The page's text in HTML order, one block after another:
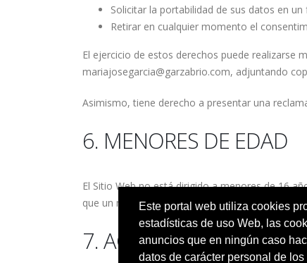
Este portal web utiliza cookies
estadísticas de uso Web, las
anuncios que en ningún caso
datos de carácter personal de
Solicitar la portabilidad de sus datos en
Retirar en cualquier momento el
El ejercicio de estos derechos puede realizarse
mariajosegarcia@garzabrio.com, adjuntando
Asimismo, tiene derecho a presentar una
6. MENORES DE EDAD
El Sitio Web no está dirigido a menores de 16
que un menor de 16 años ha facilitado datos
7. ACTUALIZACIONES